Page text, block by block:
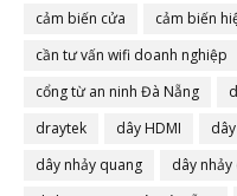
cảm biến cửa
cảm biến
cần tư vấn wifi doanh nghiệp
cổng từ an ninh Đà Nẵng
draytek
dây HDMI
dây nhảy quang
dây